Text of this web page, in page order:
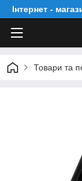
Інтернет -
Товари та